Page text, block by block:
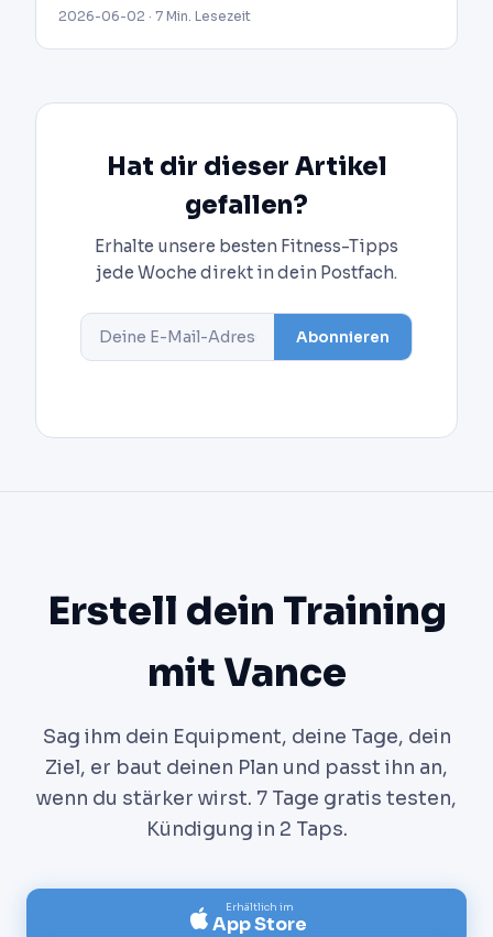
2026-06-02 · 7 Min. Lesezeit
Hat dir dieser Artikel
gefallen?
Erhalte unsere besten Fitness-Tipps
jede Woche direkt in dein Postfach.
Abonnieren
Erstell dein Training
mit Vance
Sag ihm dein Equipment, deine Tage, dein
Ziel, er baut deinen Plan und passt ihn an,
wenn du stärker wirst. 7 Tage gratis testen,
Kündigung in 2 Taps.
Erhältlich im
App Store